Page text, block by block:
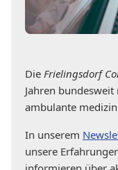
Die Frielingsdorf
Jahren
ambulante
In unserem
unsere